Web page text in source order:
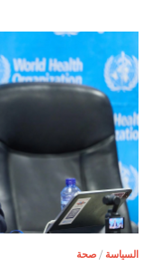
السياسة / صحة